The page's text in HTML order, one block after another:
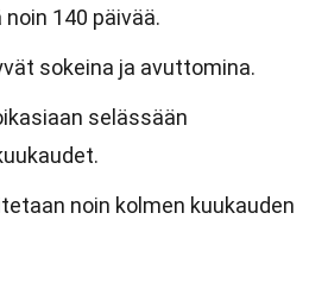
140 päivää.
sokeina ja avuttomina.
selässään
noin kolmen kuukauden